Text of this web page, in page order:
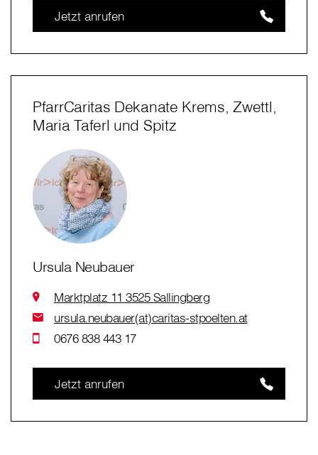
Jetzt anrufen
PfarrCaritas Dekanate Krems, Zwettl,
Maria Taferl und Spitz
Ursula Neubauer
Marktplatz 11 3525 Sallingberg
ursula.neubauer(at)caritas-stpoelten.at
0676 838 443 17
Jetzt anrufen